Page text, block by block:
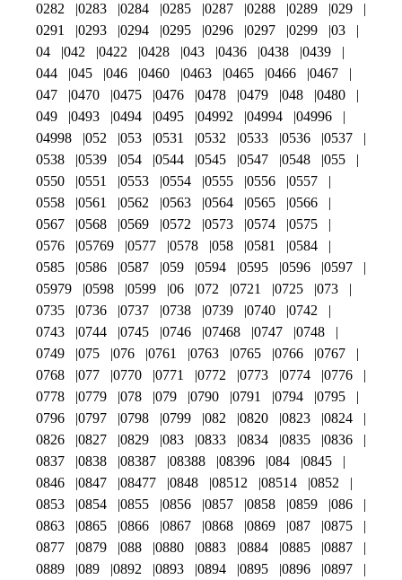
0282 0283 0284 0285 0287 0288 0289
029
0291
0293 0294 0295 0296 0297 0299
03
04
042 0422 0428 043 0436 0438
0439
044
045 046 0460 0463 0465 0466
0467
047
0470 0475 0476 0478 0479 048
0480
049
0493 0494 0495 04992 04994
04996
04998
052 053 0531 0532 0533 0536
0537
0538
0539 054 0544 0545 0547 0548
055
0550
0551 0553 0554 0555 0556
0557
0558
0561 0562 0563 0564 0565
0566
0567
0568 0569 0572 0573 0574
0575
0576
05769 0577 0578 058 0581
0584
0585
0586 0587 059 0594 0595 0596
0597
05979
0598 0599 06 072 0721 0725
073
0735
0736 0737 0738 0739 0740
0742
0743
0744 0745 0746 07468 0747
0748
0749
075 076 0761 0763 0765 0766
0767
0768
077 0770 0771 0772 0773 0774
0776
0778
0779 078 079 0790 0791 0794
0795
0796
0797 0798 0799 082 0820 0823
0824
0826
0827 0829 083 0833 0834 0835
0836
0837
0838 08387 08388 08396 084
0845
0846
0847 08477 0848 08512 08514
0852
0853
0854 0855 0856 0857 0858 0859
086
0863
0865 0866 0867 0868 0869 087
0875
0877
0879 088 0880 0883 0884 0885
0887
0889
089 0892 0893 0894 0895 0896
0897